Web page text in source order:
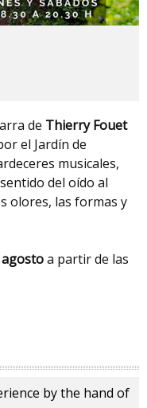
de Thierry Fouet
el Jardín de
musicales,
del oído al
olores, las formas y
agostoa partir de las
by the hand of